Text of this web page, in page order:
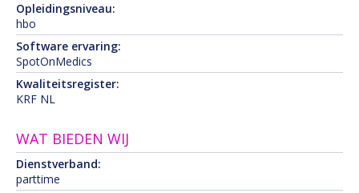
Opleidingsniveau:
hbo
Software ervaring:
SpotOnMedics
Kwaliteitsregister:
KRF NL
WAT BIEDEN WIJ
Dienstverband:
parttime